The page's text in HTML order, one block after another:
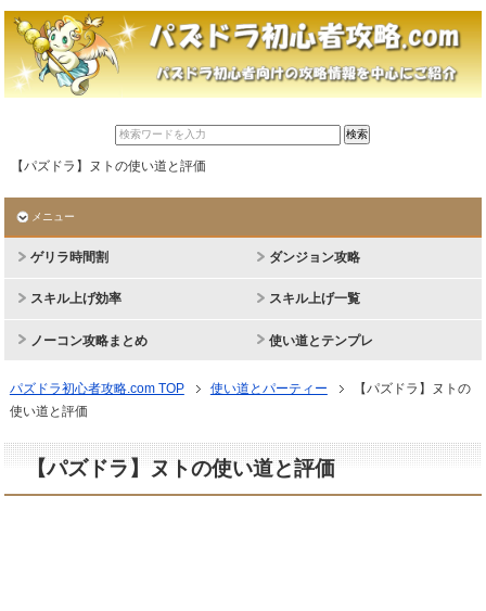
【パズドラ】ヌトの使い道と評価
メニュー
ゲリラ時間割 ダンジョン攻略
スキル上げ効率 スキル上げ一覧
ノーコン攻略まとめ 使い道とテンプレ
パズドラ初心者攻略.com TOP 使い道とパーティー
【パズドラ】ヌトの
使い道と評価
【パズドラ】ヌトの使い道と評価